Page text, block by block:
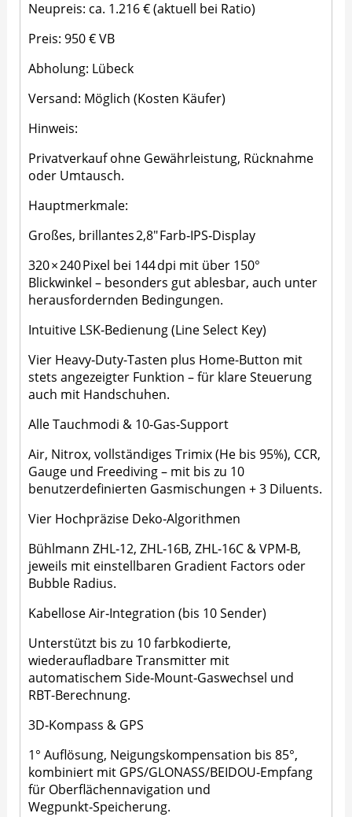
Neupreis: ca. 1.216 € (aktuell bei Ratio)
Preis: 950 € VB
Abholung: Lübeck
Versand: Möglich (Kosten Käufer)
Hinweis:
Privatverkauf ohne Gewährleistung, Rücknahme
oder Umtausch.
Hauptmerkmale:
Großes, brillantes 2,8″ Farb‑IPS‑Display
320 × 240 Pixel bei 144 dpi mit über 150°
Blickwinkel – besonders gut ablesbar, auch unter
herausfordernden Bedingungen.
Intuitive LSK‑Bedienung (Line Select Key)
Vier Heavy‑Duty-Tasten plus Home-Button mit
stets angezeigter Funktion – für klare Steuerung
auch mit Handschuhen.
Alle Tauchmodi & 10‑Gas‑Support
Air, Nitrox, vollständiges Trimix (He bis 95%), CCR,
Gauge und Freediving – mit bis zu 10
benutzerdefinierten Gasmischungen + 3 Diluents.
Vier Hochpräzise Deko‑Algorithmen
Bühlmann ZHL‑12, ZHL‑16B, ZHL‑16C & VPM‑B,
jeweils mit einstellbaren Gradient Factors oder
Bubble Radius.
Kabellose Air‑Integration (bis 10 Sender)
Unterstützt bis zu 10 farbkodierte,
wiederaufladbare Transmitter mit
automatischem Side‑Mount‑Gaswechsel und
RBT-Berechnung.
3D‑Kompass & GPS
1° Auflösung, Neigungskompensation bis 85°,
kombiniert mit GPS/GLONASS/BEIDOU‑Empfang
für Oberflächennavigation und
Wegpunkt‑Speicherung.